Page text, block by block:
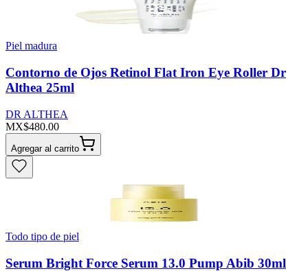
Piel madura
Contorno de Ojos Retinol Flat Iron Eye Roller Dr
Althea 25ml
DR ALTHEA
MX$480.00
Agregar al carrito
Todo tipo de piel
Serum Bright Force Serum 13.0 Pump Abib 30ml